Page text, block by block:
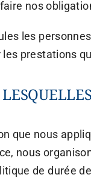
nos
les
prestations
que nous
nous
de durée